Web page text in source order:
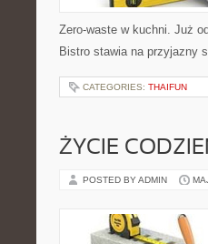
Zero-waste w kuchni. Już
Bistro stawia na przyjazny
CATEGORIES: THAIFUN
ŻYCIE
POSTED BY ADMIN